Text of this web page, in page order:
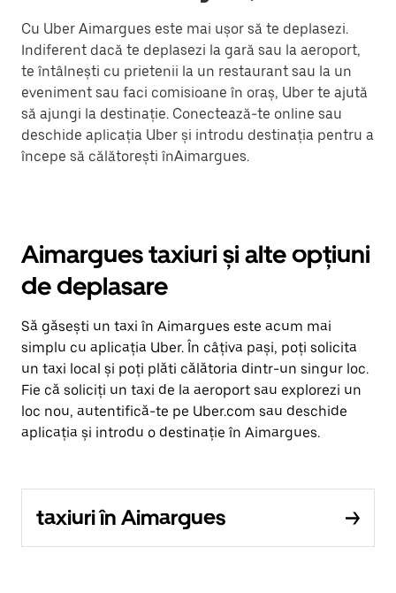
Cu Uber Aimargues este mai ușor să te deplasezi.
Indiferent dacă te deplasezi la gară sau la aeroport,
te întâlnești cu prietenii la un restaurant sau la un
eveniment sau faci comisioane în oraș, Uber te ajută
să ajungi la destinație. Conectează-te online sau
deschide aplicația Uber și introdu destinația pentru a
începe să călătorești înAimargues.
Aimargues taxiuri și alte opțiuni
de deplasare
Să găsești un taxi în Aimargues este acum mai
simplu cu aplicația Uber. În câțiva pași, poți solicita
un taxi local și poți plăti călătoria dintr-un singur loc.
Fie că soliciți un taxi de la aeroport sau explorezi un
loc nou, autentifică-te pe Uber.com sau deschide
aplicația și introdu o destinație în Aimargues.
taxiuri în Aimargues